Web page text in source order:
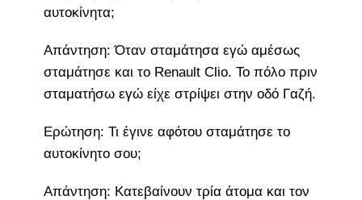
αυτοκίνητα;
Απάντηση: Όταν σταμάτησα εγώ αμέσως
σταμάτησε και το Renault Clio. Το πόλο πριν
σταματήσω εγώ είχε στρίψει στην οδό Γαζή.
Ερώτηση: Τι έγινε αφότου σταμάτησε το
αυτοκίνητο σου;
Απάντηση: Κατεβαίνουν τρία άτομα και τον